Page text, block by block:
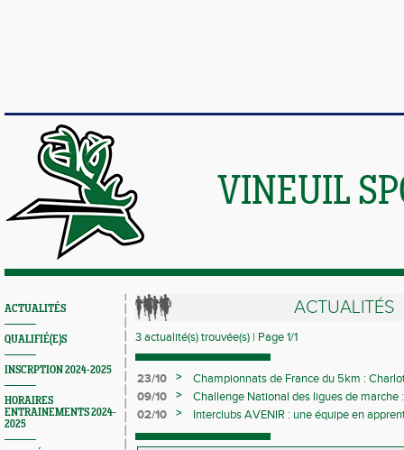
VINEUIL
ACTUALITÉS
QUALIFIÉ(E)S
INSCRPTION 2024-2025
HORAIRES
ENTRAINEMENTS 2024-
2025
ACTUALITÉS
3 actualité(s) trouvée(s) | Page 1/1
23/10 >
Championnats de France du 5km :
records personnels sur 7 pour les vinoliens
09/10 >
Challenge National des ligues de
02/10
> Interclubs AVENIR : une équipe en